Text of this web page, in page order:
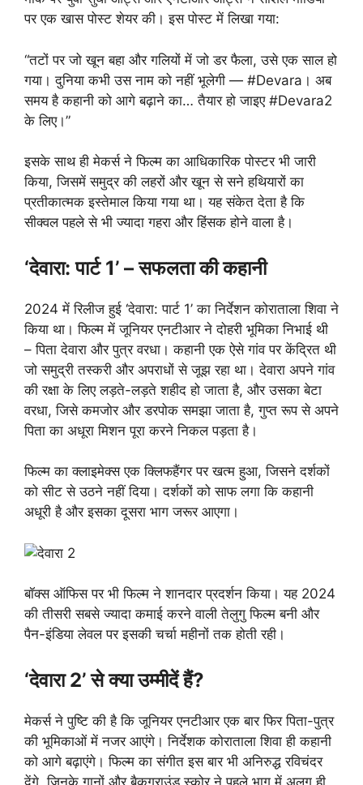
पर एक खास पोस्ट शेयर की। इस पोस्ट में लिखा गया:
“तटों पर जो खून बहा और गलियों में जो डर फैला, उसे एक साल हो
गया। दुनिया कभी उस नाम को नहीं भूलेगी — #Devara। अब
समय है कहानी को आगे बढ़ाने का… तैयार हो जाइए #Devara2
के लिए।”
इसके साथ ही मेकर्स ने फिल्म का आधिकारिक पोस्टर भी जारी
किया, जिसमें समुद्र की लहरों और खून से सने हथियारों का
प्रतीकात्मक इस्तेमाल किया गया था। यह संकेत देता है कि
सीक्वल पहले से भी ज्यादा गहरा और हिंसक होने वाला है।
‘देवारा: पार्ट 1’ – सफलता की कहानी
2024 में रिलीज हुई ‘देवारा: पार्ट 1’ का निर्देशन कोराताला शिवा ने
किया था। फिल्म में जूनियर एनटीआर ने दोहरी भूमिका निभाई थी
– पिता देवारा और पुत्र वरधा। कहानी एक ऐसे गांव पर केंद्रित थी
जो समुद्री तस्करी और अपराधों से जूझ रहा था। देवारा अपने गांव
की रक्षा के लिए लड़ते-लड़ते शहीद हो जाता है, और उसका बेटा
वरधा, जिसे कमजोर और डरपोक समझा जाता है, गुप्त रूप से अपने
पिता का अधूरा मिशन पूरा करने निकल पड़ता है।
फिल्म का क्लाइमेक्स एक क्लिफहैंगर पर खत्म हुआ, जिसने दर्शकों
को सीट से उठने नहीं दिया। दर्शकों को साफ लगा कि कहानी
अधूरी है और इसका दूसरा भाग जरूर आएगा।
बॉक्स ऑफिस पर भी फिल्म ने शानदार प्रदर्शन किया। यह 2024
की तीसरी सबसे ज्यादा कमाई करने वाली तेलुगु फिल्म बनी और
पैन-इंडिया लेवल पर इसकी चर्चा महीनों तक होती रही।
‘देवारा 2’ से क्या उम्मीदें हैं?
मेकर्स ने पुष्टि की है कि जूनियर एनटीआर एक बार फिर पिता-पुत्र
की भूमिकाओं में नजर आएंगे। निर्देशक कोराताला शिवा ही कहानी
को आगे बढ़ाएंगे। फिल्म का संगीत इस बार भी अनिरुद्ध रविचंदर
देंगे, जिनके गानों और बैकग्राउंड स्कोर ने पहले भाग में अलग ही